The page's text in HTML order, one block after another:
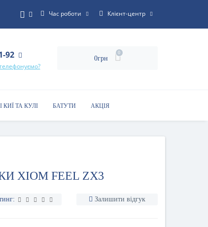
Час роботи Клієнт-центр
92 0грн
0
КИЇ ТА КУЛІ БАТУТИ АКЦІЯ
XIOM FEEL ZX3
Залишити відгук